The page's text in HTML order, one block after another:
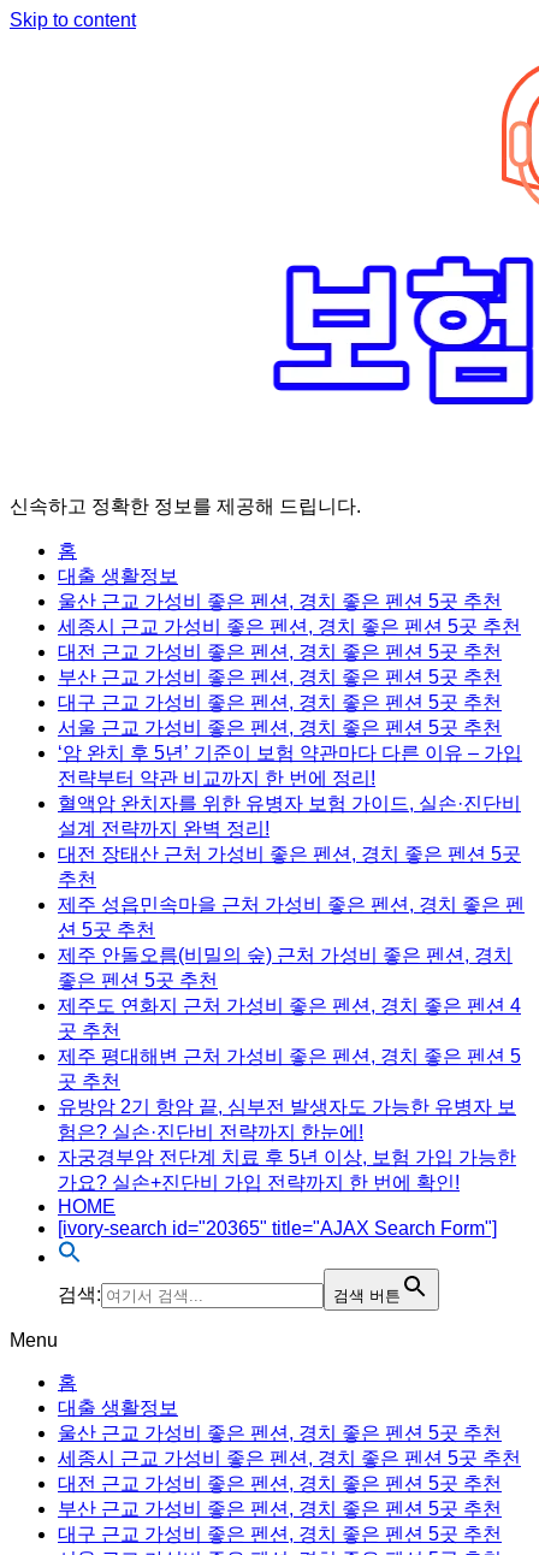
Skip to content
신속하고 정확한 정보를 제공해 드립니다.
홈
대출 생활정보
울산 근교 가성비 좋은 펜션, 경치 좋은 펜션 5곳 추천
세종시 근교 가성비 좋은 펜션, 경치 좋은 펜션 5곳 추천
대전 근교 가성비 좋은 펜션, 경치 좋은 펜션 5곳 추천
부산 근교 가성비 좋은 펜션, 경치 좋은 펜션 5곳 추천
대구 근교 가성비 좋은 펜션, 경치 좋은 펜션 5곳 추천
서울 근교 가성비 좋은 펜션, 경치 좋은 펜션 5곳 추천
‘암 완치 후 5년’ 기준이 보험 약관마다 다른 이유 – 가입
전략부터 약관 비교까지 한 번에 정리!
혈액암 완치자를 위한 유병자 보험 가이드, 실손·진단비
설계 전략까지 완벽 정리!
대전 장태산 근처 가성비 좋은 펜션, 경치 좋은 펜션 5곳
추천
제주 성읍민속마을 근처 가성비 좋은 펜션, 경치 좋은 펜
션 5곳 추천
제주 안돌오름(비밀의 숲) 근처 가성비 좋은 펜션, 경치
좋은 펜션 5곳 추천
제주도 연화지 근처 가성비 좋은 펜션, 경치 좋은 펜션 4
곳 추천
제주 평대해변 근처 가성비 좋은 펜션, 경치 좋은 펜션 5
곳 추천
유방암 2기 항암 끝, 심부전 발생자도 가능한 유병자 보
험은? 실손·진단비 전략까지 한눈에!
자궁경부암 전단계 치료 후 5년 이상, 보험 가입 가능한
가요? 실손+진단비 가입 전략까지 한 번에 확인!
HOME
[ivory-search id="20365" title="AJAX Search Form"]
검색: 검색 버튼
Menu
홈
대출 생활정보
울산 근교 가성비 좋은 펜션, 경치 좋은 펜션 5곳 추천
세종시 근교 가성비 좋은 펜션, 경치 좋은 펜션 5곳 추천
대전 근교 가성비 좋은 펜션, 경치 좋은 펜션 5곳 추천
부산 근교 가성비 좋은 펜션, 경치 좋은 펜션 5곳 추천
대구 근교 가성비 좋은 펜션, 경치 좋은 펜션 5곳 추천